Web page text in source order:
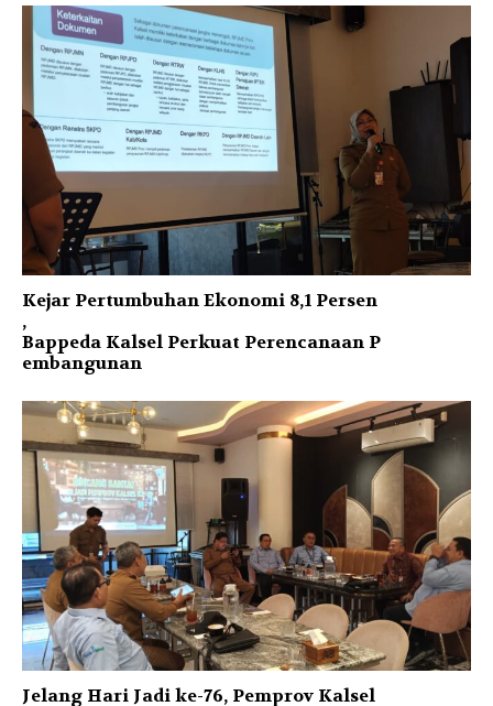
Kejar Pertumbuhan Ekonomi 8,1 Persen
,
Bappeda Kalsel Perkuat Perencanaan P
embangunan
Jelang Hari Jadi ke-76, Pemprov Kalsel